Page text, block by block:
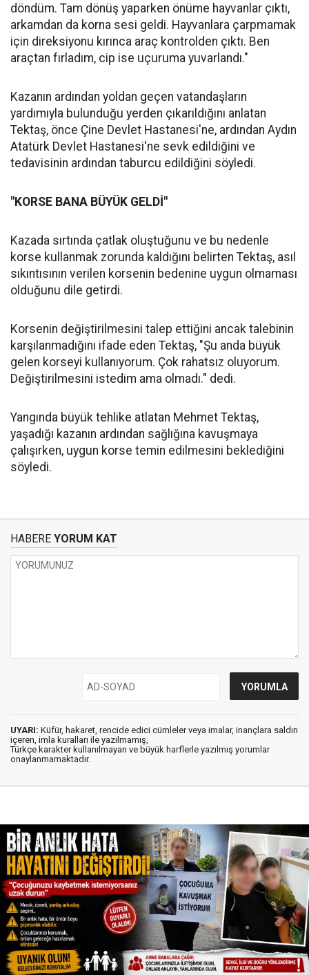
döndüm. Tam dönüş yaparken önüme hayvanlar çıktı,
arkamdan da korna sesi geldi. Hayvanlara çarpmamak
için direksiyonu kırınca araç kontrolden çıktı. Ben
araçtan fırladım, cip ise uçuruma yuvarlandı."
Kazanın ardından yoldan geçen vatandaşların
yardımıyla bulunduğu yerden çıkarıldığını anlatan
Tektaş, önce Çine Devlet Hastanesi'ne, ardından Aydın
Atatürk Devlet Hastanesi'ne sevk edildiğini ve
tedavisinin ardından taburcu edildiğini söyledi.
"KORSE BANA BÜYÜK GELDİ"
Kazada sırtında çatlak oluştuğunu ve bu nedenle
korse kullanmak zorunda kaldığını belirten Tektaş, asıl
sıkıntısının verilen korsenin bedenine uygun olmaması
olduğunu dile getirdi.
Korsenin değiştirilmesini talep ettiğini ancak talebinin
karşılanmadığını ifade eden Tektaş, "Şu anda büyük
gelen korseyi kullanıyorum. Çok rahatsız oluyorum.
Değiştirilmesini istedim ama olmadı." dedi.
Yangında büyük tehlike atlatan Mehmet Tektaş,
yaşadığı kazanın ardından sağlığına kavuşmaya
çalışırken, uygun korse temin edilmesini beklediğini
söyledi.
HABERE YORUM KAT
UYARI: Küfür, hakaret, rencide edici cümleler veya imalar, inançlara saldırı
içeren, imla kuralları ile yazılmamış,
Türkçe karakter kullanılmayan ve büyük harflerle yazılmış yorumlar
onaylanmamaktadır.